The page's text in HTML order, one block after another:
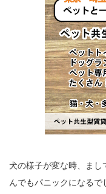
犬の様子が変な時、まし
んでもパニックになるで